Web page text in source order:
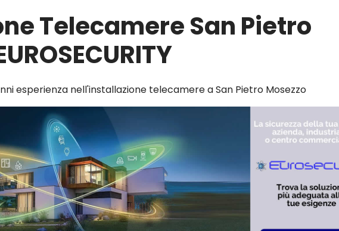
Telecamere San Pietro
esperienza nell'installazione telecamere a San Pietro Mosezzo